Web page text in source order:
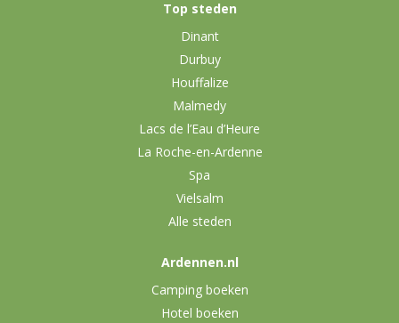
Top steden
Dinant
Durbuy
Houffalize
Malmedy
Lacs de l’Eau d’Heure
La Roche-en-Ardenne
Spa
Vielsalm
Alle steden
Ardennen.nl
Camping boeken
Hotel boeken